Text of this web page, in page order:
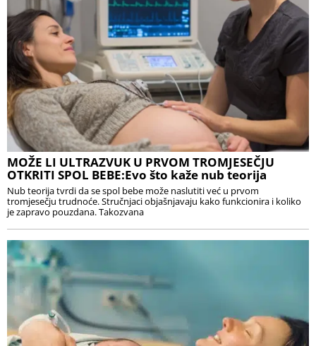
MOŽE LI ULTRAZVUK U PRVOM TROMJESEČJU
OTKRITI SPOL BEBE:Evo što kaže nub teorija
Nub teorija tvrdi da se spol bebe može naslutiti već u prvom
tromjesečju trudnoće. Stručnjaci objašnjavaju kako funkcionira i koliko
je zapravo pouzdana. Takozvana